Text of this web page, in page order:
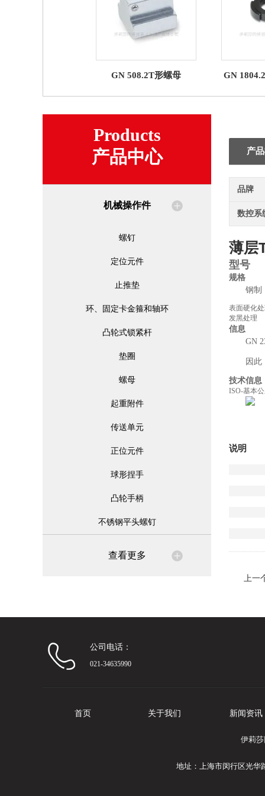
GN 508.2T形螺母 GN
Products
产品中心
机械操作件
螺钉
定位元件
止推垫
环、固定卡金箍和轴环
凸轮式锁紧杆
垫圈
螺母
起重附件
传送单元
正位元件
球形捏手
凸轮手柄
不锈钢平头螺钉
查看更多
产
品牌
数控系
薄层
型号
规格
钢制
表面硬化
发黑处理
信息
GN
因此
技术信息
ISO-基本
说明
上一
公司电话：
021-34635990
首页 关于我们 新闻资讯
伊莉
地址：上海市闵行区光